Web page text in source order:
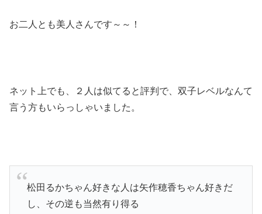
お二人とも美人さんです～～！
ネット上でも、２人は似てると評判で、双子レベルなんて
言う方もいらっしゃいました。
松田るかちゃん好きな人は矢作穂香ちゃん好きだ
し、その逆も当然有り得る